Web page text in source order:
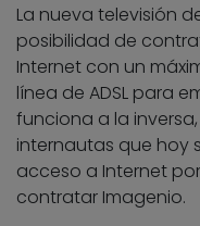
La nueva televisión
posibilidad de
Internet con un
línea de ADSL para
funciona a la
internautas que hoy
acceso a Internet
contratar Imagenio.